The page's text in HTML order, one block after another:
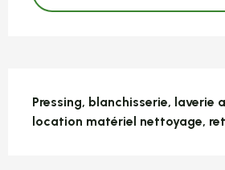
Pressing, blanchisserie, laverie
location matériel nettoyage,